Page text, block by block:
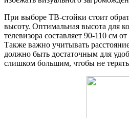
При выборе ТВ-стойки стоит
высоту. Оптимальная высота для
телевизора составляет 90-110 см
Также важно учитывать
должно быть достаточным для
слишком большим, чтобы не